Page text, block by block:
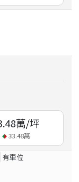
萬/坪
33.48萬
有車位